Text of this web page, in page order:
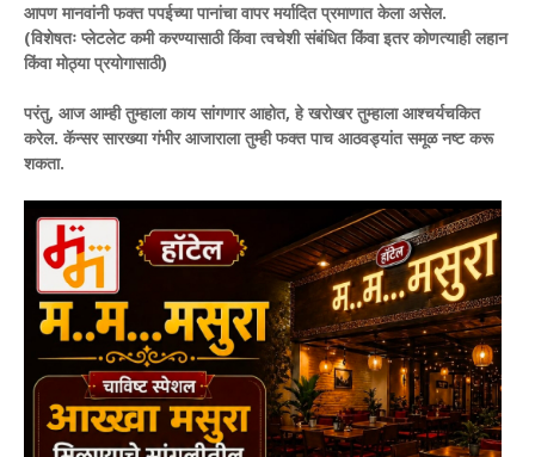
आपण मानवांनी फक्त पपईच्या पानांचा वापर मर्यादित प्रमाणात केला असेल.
(विशेषतः प्लेटलेट कमी करण्यासाठी किंवा त्वचेशी संबंधित किंवा इतर कोणत्याही लहान
किंवा मोठ्या प्रयोगासाठी)
परंतु, आज आम्ही तुम्हाला काय सांगणार आहोत, हे खरोखर तुम्हाला आश्चर्यचकित
करेल. कॅन्सर सारख्या गंभीर आजाराला तुम्ही फक्त पाच आठवड्यांत समूळ नष्ट करू
शकता.